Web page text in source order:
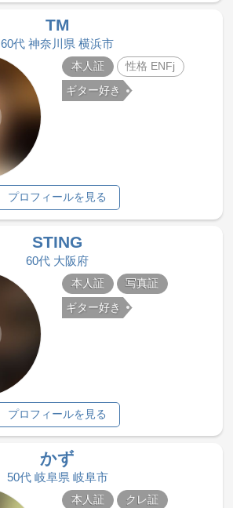
TM
60代 神奈川県 横浜市
本人証 性格 ENFj
ギター好き
プロフィールを見る
STING
60代 大阪府
本人証 写真証
ギター好き
プロフィールを見る
かず
50代 岐阜県 岐阜市
本人証 クレ証